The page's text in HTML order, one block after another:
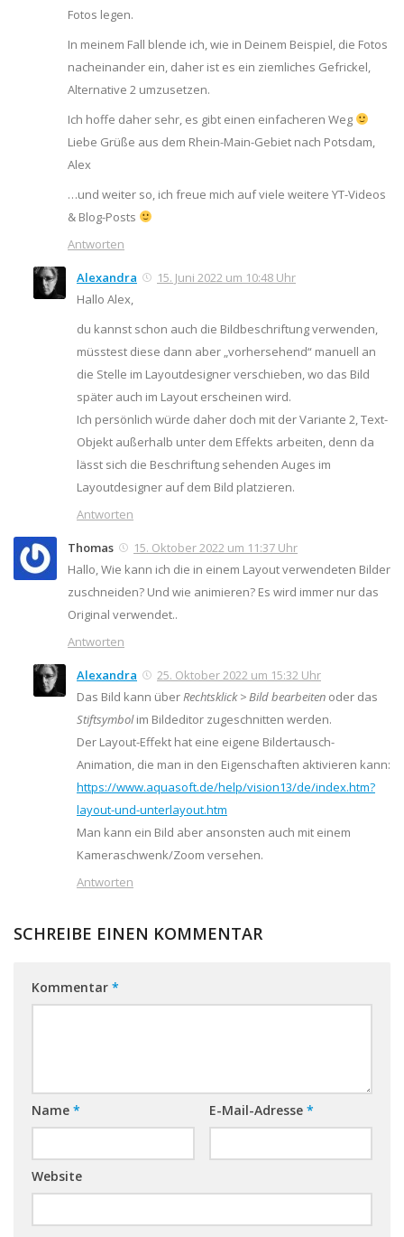
Fotos legen.
In meinem Fall blende ich, wie in Deinem Beispiel, die Fotos
nacheinander ein, daher ist es ein ziemliches Gefrickel,
Alternative 2 umzusetzen.
Ich hoffe daher sehr, es gibt einen einfacheren Weg
Liebe Grüße aus dem Rhein-Main-Gebiet nach Potsdam,
Alex
…und weiter so, ich freue mich auf viele weitere YT-Videos
& Blog-Posts
Antworten
Alexandra
15. Juni 2022 um 10:48 Uhr
Hallo Alex,
du kannst schon auch die Bildbeschriftung verwenden,
müsstest diese dann aber „vorhersehend“ manuell an
die Stelle im Layoutdesigner verschieben, wo das Bild
später auch im Layout erscheinen wird.
Ich persönlich würde daher doch mit der Variante 2, Text-
Objekt außerhalb unter dem Effekts arbeiten, denn da
lässt sich die Beschriftung sehenden Auges im
Layoutdesigner auf dem Bild platzieren.
Antworten
Thomas
15. Oktober 2022 um 11:37 Uhr
Hallo, Wie kann ich die in einem Layout verwendeten Bilder
zuschneiden? Und wie animieren? Es wird immer nur das
Original verwendet..
Antworten
Alexandra
25. Oktober 2022 um 15:32 Uhr
Das Bild kann überRechtsklick > Bild bearbeiten oder das
Stiftsymbolim Bildeditor zugeschnitten werden.
Der Layout-Effekt hat eine eigene Bildertausch-
Animation, die man in den Eigenschaften aktivieren kann:
https://www.aquasoft.de/help/vision13/de/index.htm?
layout-und-unterlayout.htm
Man kann ein Bild aber ansonsten auch mit einem
Kameraschwenk/Zoom versehen.
Antworten
SCHREIBE EINEN KOMMENTAR
Kommentar *
Name * E-Mail-Adresse *
Website